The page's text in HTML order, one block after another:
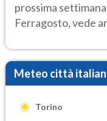
prossima
Ferragosto, vede
Meteo città
Torino